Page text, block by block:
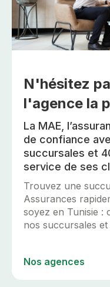
N'hésitez
l'agence la
La MAE,
de confiance
succursales et
service de ses
Trouvez une
Assurances
soyez en Tunisie :
nos succursales et
Nos agences